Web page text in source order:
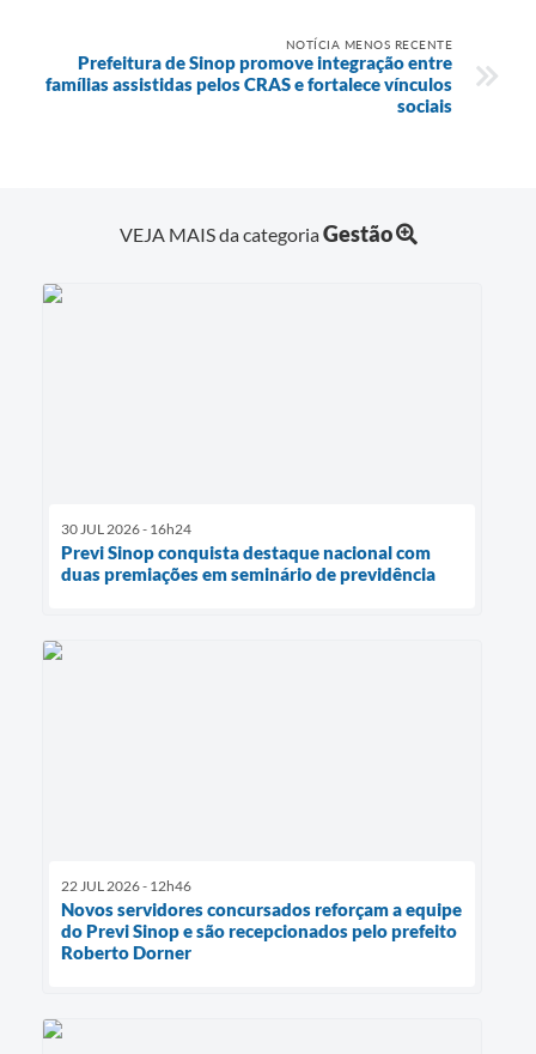
NOTÍCIA MENOS RECENTE
Prefeitura de Sinop promove integração entre
famílias assistidas pelos CRAS e fortalece vínculos
sociais
VEJA MAIS da categoriaGestão
30 JUL 2026 - 16h24
Previ Sinop conquista destaque nacional com
duas premiações em seminário de previdência
22 JUL 2026 - 12h46
Novos servidores concursados reforçam a equipe
do Previ Sinop e são recepcionados pelo prefeito
Roberto Dorner